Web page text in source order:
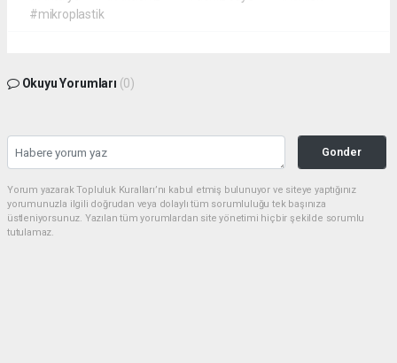
#mikroplastik
Okuyu Yorumları (0)
Gonder
Yorum yazarak Topluluk Kuralları’nı kabul etmiş bulunuyor ve siteye yaptığınız
yorumunuzla ilgili doğrudan veya dolaylı tüm sorumluluğu tek başınıza
üstleniyorsunuz. Yazılan tüm yorumlardan site yönetimi hiçbir şekilde sorumlu
tutulamaz.